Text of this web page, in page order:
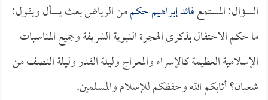
السؤال: المستمعفائد إبراهيم حكممن الرياض بعث يسأل ويقول:
ما حكم الاحتفال بذكرى الهجرة النبوية الشريفة وجميع المناسبات
الإسلامية العظيمة كالإسراء والمعراج وليلة القدر وليلة النصف من
شعبان؟ أثابكم الله وحفظكم للإسلام والمسلمين.